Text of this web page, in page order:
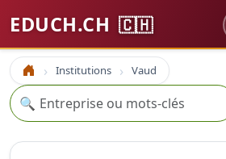
EDUCH.CH 🇨🇭
Accueil Institutions Vaud
Recherche
🔍